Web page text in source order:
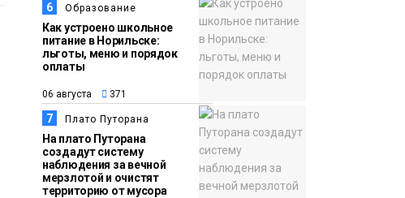
6 Образование
Как устроено школьное
питание в Норильске:
льготы, меню и порядок
оплаты
06 августа 371
7 Плато Путорана
На плато Путорана
создадут систему
наблюдения за вечной
мерзлотой и очистят
территорию от мусора